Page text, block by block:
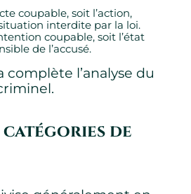
coupable, soit l’action,
interdite par la loi.
coupable, soit l’état
de l’accusé.
complète l’analyse du
catégories de